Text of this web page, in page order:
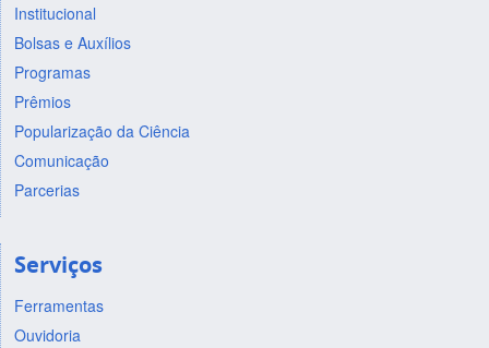
Institucional
Bolsas e Auxílios
Programas
Prêmios
Popularização da Ciência
Comunicação
Parcerias
Serviços
Ferramentas
Ouvidoria